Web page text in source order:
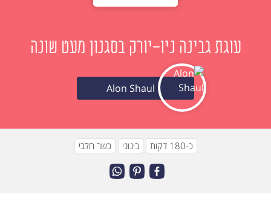
עוגת גבינה ניו-יורק בסגנון מעט שונה
Alon Shaul
כ-180 דקות בינוני כשר חלבי